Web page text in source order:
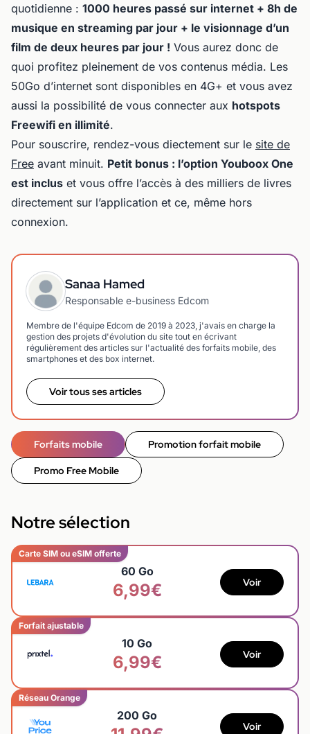
quotidienne : 1000 heures passé sur internet + 8h de
musique en streaming par jour + le visionnage d’un
film de deux heures par jour ! Vous aurez donc de
quoi profitez pleinement de vos contenus média. Les
50Go d’internet sont disponibles en 4G+ et vous avez
aussi la possibilité de vous connecter aux hotspots
Freewifi en illimité.
Pour souscrire, rendez-vous diectement sur le site de
Free avant minuit. Petit bonus : l’option Youboox One
est inclus et vous offre l’accès à des milliers de livres
directement sur l’application et ce, même hors
connexion.
Sanaa Hamed
Responsable e-business Edcom
Membre de l'équipe Edcom de 2019 à 2023, j'avais en charge la
gestion des projets d'évolution du site tout en écrivant
régulièrement des articles sur l'actualité des forfaits mobile, des
smartphones et des box internet.
Voir tous ses articles
Forfaits mobile Promotion forfait mobile
Promo Free Mobile
Notre sélection
Carte SIM ou eSIM offerte
60 Go
6,99€ Voir
Forfait ajustable
10 Go
6,99€ Voir
Réseau Orange
200 Go
Voir